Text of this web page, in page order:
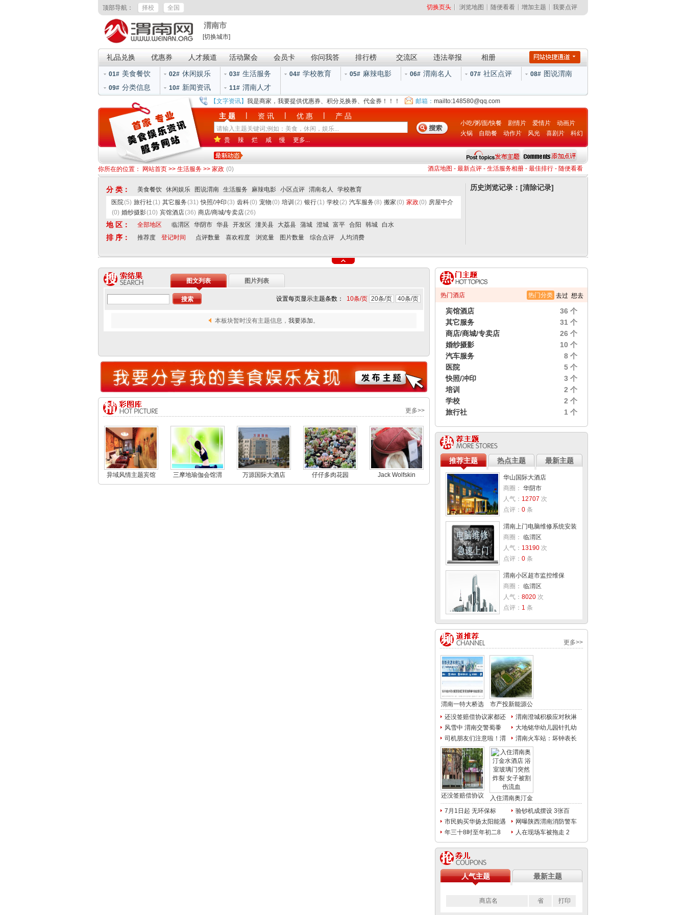
顶部导航： 择校 全国 切换页头 浏览地图 随便看看 增加主题 我要点评
渭南市
[切换城市]
礼品兑换 优惠券 人才频道 活动聚会 会员卡 你问我答 排行榜 交流区 违法举报 相册
01# 美食餐饮 02# 休闲娱乐 03# 生活服务 04# 学校教育 05# 麻辣电影 06# 渭南名人 07# 社区点评 08# 图说渭南
09# 分类信息 10# 新闻资讯 11# 渭南人才
【文字资讯】 我是商家，我要提供优惠券、积分兑换券、代金券！！！ 邮箱： mailto:148580@qq.com
主 题 | 资 讯 | 优 惠 | 产 品
小吃/粥/面/快餐 剧情片 爱情片
动画片
火锅
自助餐 动作片 风光 喜剧片
科幻
贵 辣 烂 咸 慢 更多...
你所在的位置： 网站首页 >> 生活服务 >> 家政 (0) 酒店地图 - 最新点评 - 生活服务相册 - 最佳排行 - 随便看看
分 类： 美食餐饮 休闲娱乐 图说渭南 生活服务 麻辣电影 小区点评 渭南名人
学校教育
医院(5) 旅行社(1) 其它服务(31) 快照/冲印(3) 齿科(0) 宠物(0) 培训 (2) 银行(1) 学校(2) 汽车服务(8) 搬家(0) 家政(0) 房屋中介
(0) 婚纱摄影(10) 宾馆酒店(36) 商店/商城/专卖店(26)
地 区： 全部地区 临渭区 华阴市 华县 开发区 潼关县 大荔县 蒲城 澄城 富平 合阳 韩城 白水
排 序： 推荐度 登记时间 点评数量 喜欢程度 浏览量 图片数量 综合点评 人均消费
历史浏览记录：[清除记录]
图文列表 图片列表
设置每页显示主题条数： 10条/页 20条/页 40条/页
本板块暂时没有主题信息， 我要添加。
更多>>
异域风情主题宾馆
三摩地瑜伽会馆渭
南店
万源国际大酒店 仔仔多肉花园 Jack Wolfskin
热门分类 去过 想去
热门酒店
36 个
宾馆酒店
31 个
其它服务
26 个
商店/商城/专卖店
10 个
婚纱摄影
8 个
汽车服务
5 个
医院
3 个
快照/冲印
2 个
培训
2 个
学校
1 个
旅行社
推荐主题 热点主题 最新主题
华山国际大酒店
商圈： 华阴市
人气： 12707 次
点评： 0 条
渭南上门电脑维修系统安装
商圈： 临渭区
人气： 13190 次
点评： 0 条
渭南小区超市监控维保
商圈： 临渭区
人气： 8020 次
点评： 1 条
更多>>
渭南一特大桥选
市产投新能源公
还没签赔偿协议家都还
渭南澄城积极应对秋淋
风雪中 渭南交警蜀黍
大地铭华幼儿园针扎幼
司机朋友们注意啦！渭
渭南火车站：坏钟表长
还没签赔偿协议
入住渭南奥汀金
7月1日起 无环保标
验钞机成摆设 3张百
市民购买华扬太阳能遇
网曝陕西渭南消防警车
年三十8时至年初二8
人在现场车被拖走 2
人气主题 最新主题
商店名 省 打印